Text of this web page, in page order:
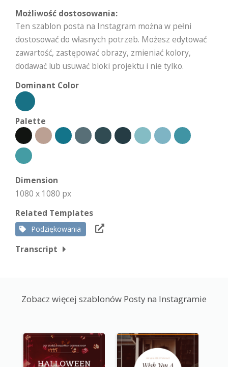
Możliwość dostosowania:
Ten szablon posta na Instagram można w pełni
dostosować do własnych potrzeb. Możesz edytować
zawartość, zastępować obrazy, zmieniać kolory,
dodawać lub usuwać bloki projektu i nie tylko.
Dominant Color
Palette
Dimension
1080 x 1080 px
Related Templates
Podziękowania
Transcript
Zobacz więcej szablonów Posty na Instagramie